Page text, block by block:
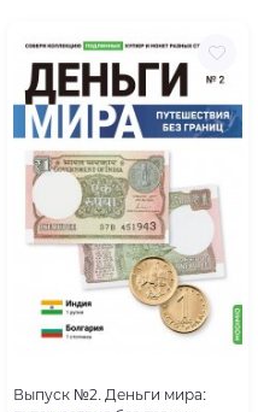
Выпуск №2. Деньги мира: